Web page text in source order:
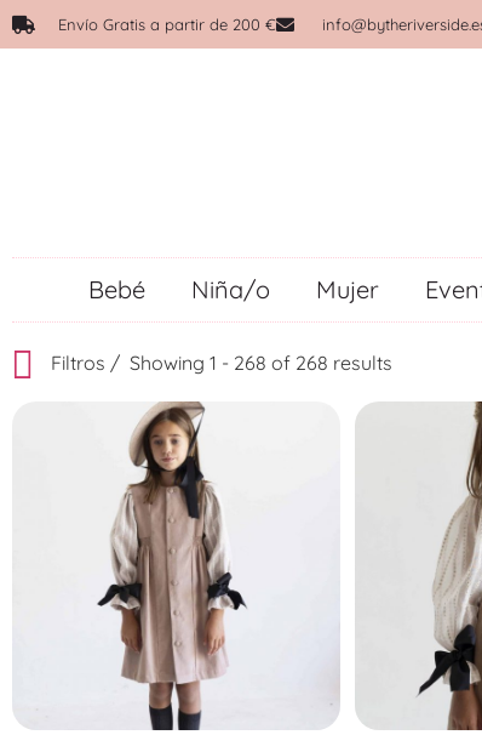
Envío Gratis a partir de 200 €
Bebé Niña/o Mujer
Filtros Showing 1 - 268 of 268 results